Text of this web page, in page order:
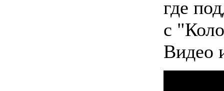
где
с
Видео